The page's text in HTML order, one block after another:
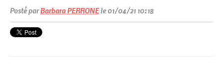
Posté parBarbara PERRONEle 01/04/21 10:18